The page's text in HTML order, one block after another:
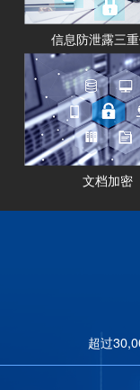
信息防泄露三
文档加密
超过